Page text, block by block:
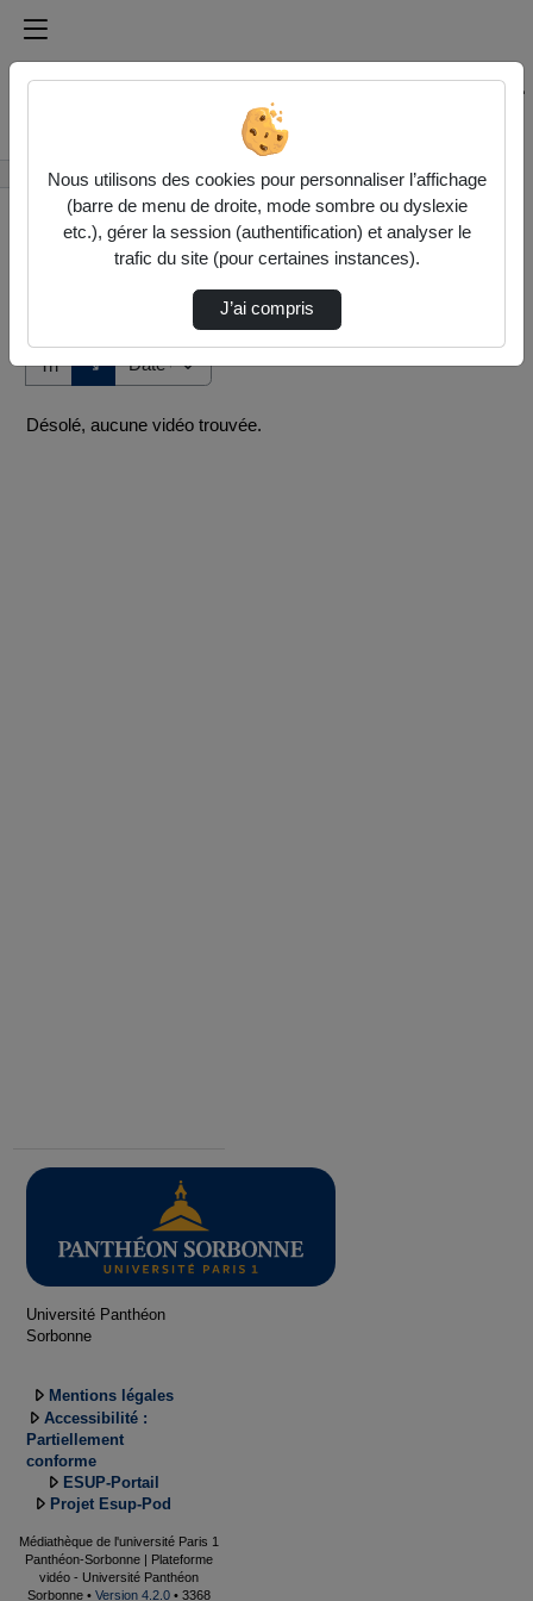
Médiathèque de l'université Paris
Rechercher un média sur Médiathèque de l'université
Accueil Vidéos
Tri ↘
Désolé, aucune vidéo trouvée.
Université Panthéon
Sorbonne
Mentions légales
Accessibilité :
Partiellement
conforme
ESUP-Portail
Projet Esup-Pod
Médiathèque de l'université Paris 1
Panthéon-Sorbonne | Plateforme
vidéo - Université Panthéon
Sorbonne • Version 4.2.0 • 3368
Nous utilisons des cookies pour personnaliser l’affichage
(barre de menu de droite, mode sombre ou dyslexie
etc.), gérer la session (authentification) et analyser le
trafic du site (pour certaines instances).
J’ai compris